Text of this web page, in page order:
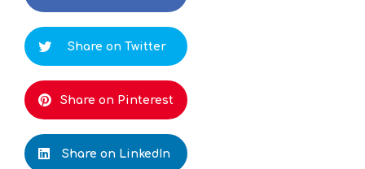
Share on Twitter
Share on Pinterest
Share on LinkedIn